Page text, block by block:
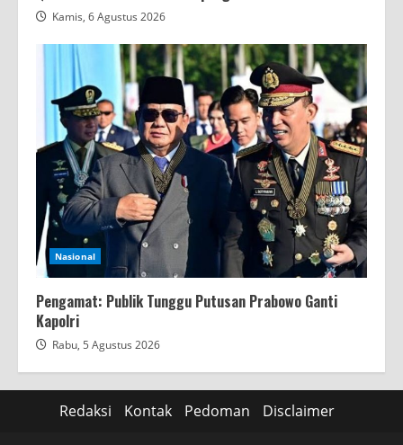
Kamis, 6 Agustus 2026
Nasional
Pengamat: Publik Tunggu Putusan Prabowo Ganti
Kapolri
Rabu, 5 Agustus 2026
Redaksi Kontak Pedoman Disclaimer